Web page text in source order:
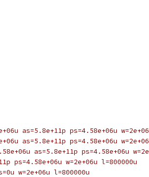
as=5.8e+11p ps=4.58e+06u
as=5.8e+11p ps=4.58e+06u
as=5.8e+11p ps=4.58e+06u
ps=4.58e+06u w=2e+06u l=800000u
w=2e+06u l=800000u